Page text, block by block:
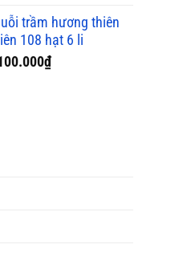
trầm hương thiên
108 hạt 6 li
₫